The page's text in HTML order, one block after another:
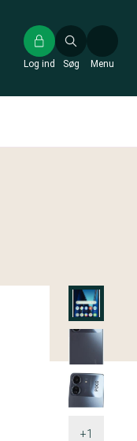
Søg
Log ind Menu
+1